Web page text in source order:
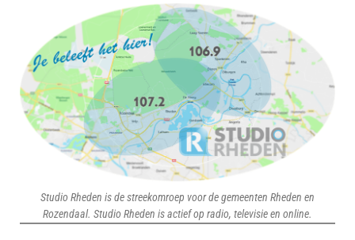
Studio Rheden is de streekomroep voor de gemeenten Rheden en
Rozendaal. Studio Rheden is actief op radio, televisie en online.